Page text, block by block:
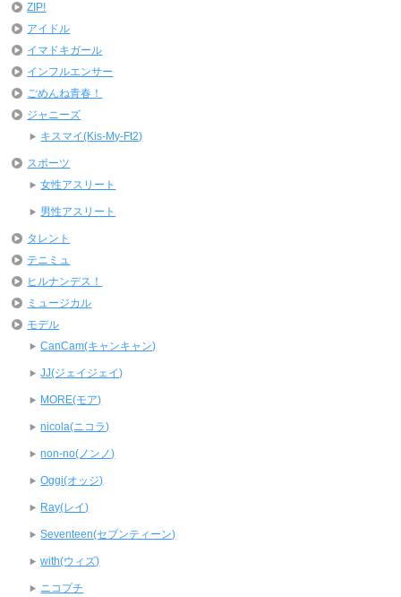
ZIP!
アイドル
イマドキガール
インフルエンサー
ごめんね青春！
ジャニーズ
キスマイ(Kis-My-Ft2)
スポーツ
女性アスリート
男性アスリート
タレント
テニミュ
ヒルナンデス！
ミュージカル
モデル
CanCam(キャンキャン)
JJ(ジェイジェイ)
MORE(モア)
nicola(ニコラ)
non-no(ノンノ)
Oggi(オッジ)
Ray(レイ)
Seventeen(セブンティーン)
with(ウィズ)
ニコプチ